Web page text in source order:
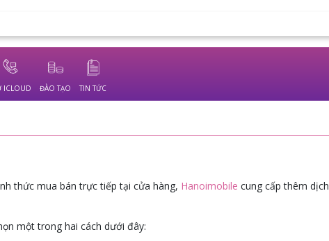
ICLOUD ĐÀO TẠO TIN TỨC
thức mua bán trực tiếp tại cửa hàng, Hanoimobile cung cấp thêm dịch
một trong hai cách dưới đây: